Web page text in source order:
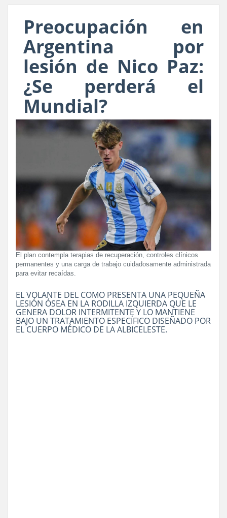
Preocupación en
Argentina por
lesión de Nico Paz:
¿Se perderá el
Mundial?
El plan contempla terapias de recuperación, controles clínicos
permanentes y una carga de trabajo cuidadosamente administrada
para evitar recaídas.
EL VOLANTE DEL COMO PRESENTA UNA PEQUEÑA
LESIÓN ÓSEA EN LA RODILLA IZQUIERDA QUE LE
GENERA DOLOR INTERMITENTE Y LO MANTIENE
BAJO UN TRATAMIENTO ESPECÍFICO DISEÑADO POR
EL CUERPO MÉDICO DE LA ALBICELESTE.